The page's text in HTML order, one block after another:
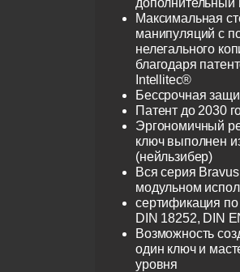
дополнительный
Максимальная
манипуляций с
нелегального
благодаря
Intellitec®
Бессрочная
Патент до 2030
Эргономичный
ключ выполнен
(нейльзибер)
Вся серия
модульном
сертификация
DIN 18252, DIN
Возможность
один ключ и
уровня